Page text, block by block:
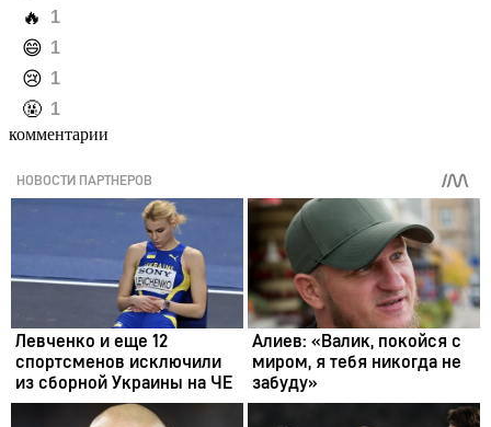
️🔥 1
️😄 1
️😢 1
️🤬 1
комментарии